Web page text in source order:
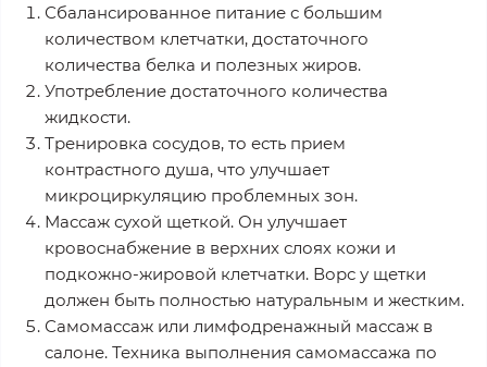
Сбалансированное питание с большим
количеством клетчатки, достаточного
количества белка и полезных жиров.
Употребление достаточного количества
жидкости.
Тренировка сосудов, то есть прием
контрастного душа, что улучшает
микроциркуляцию проблемных зон.
Массаж сухой щеткой. Он улучшает
кровоснабжение в верхних слоях кожи и
подкожно-жировой клетчатки. Ворс у щетки
должен быть полностью натуральным и жестким.
Самомассаж или лимфодренажный массаж в
салоне. Техника выполнения самомассажа по